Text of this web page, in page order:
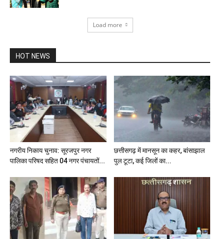
Load more
HOT NEWS
नगरीय निकाय चुनाव: सूरजपुर नगर
पालिका परिषद सहित 04 नगर पंचायतों...
छत्तीसगढ़ में मानसून का कहर, बांसाझाल
पुल टूटा, कई जिलों का...